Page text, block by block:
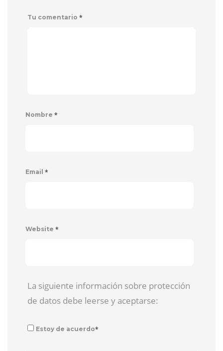
Tu comentario *
Nombre *
Email *
Website *
La siguiente información sobre protección
de datos debe leerse y aceptarse:
Estoy de acuerdo*